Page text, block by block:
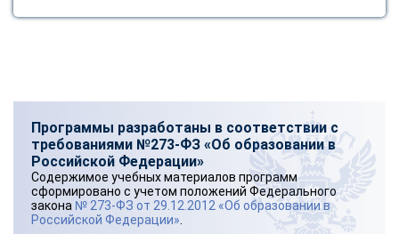
Программы разработаны в соответствии с
требованиями №273-ФЗ «Об образовании в
Российской Федерации»
Содержимое учебных материалов программ
сформировано с учетом положений Федерального
закона № 273-ФЗ от 29.12.2012 «Об образовании в
Российской Федерации»